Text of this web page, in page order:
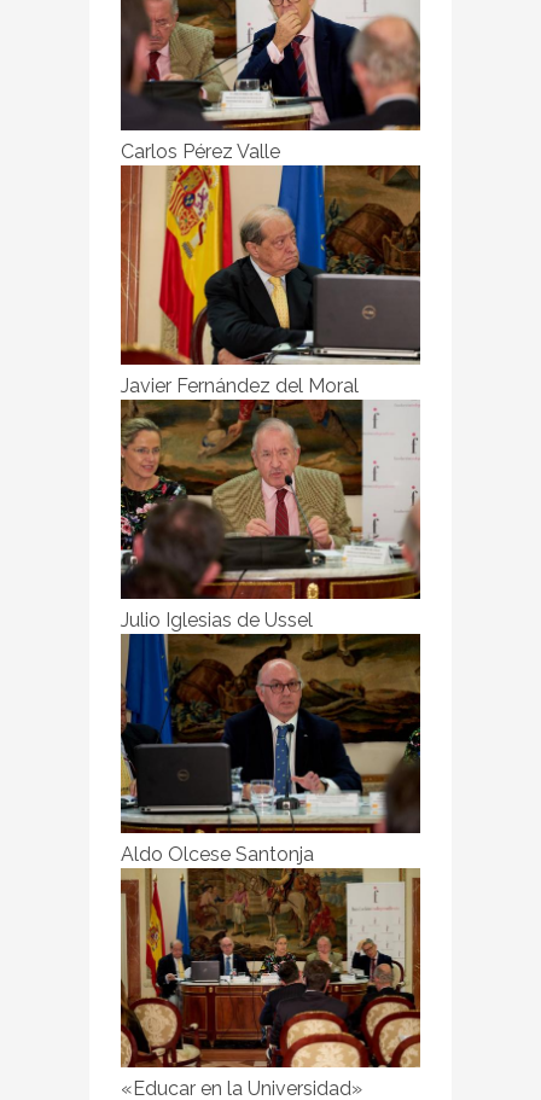
Carlos Pérez Valle
Javier Fernández del Moral
Julio Iglesias de Ussel
Aldo Olcese Santonja
«Educar en la Universidad»